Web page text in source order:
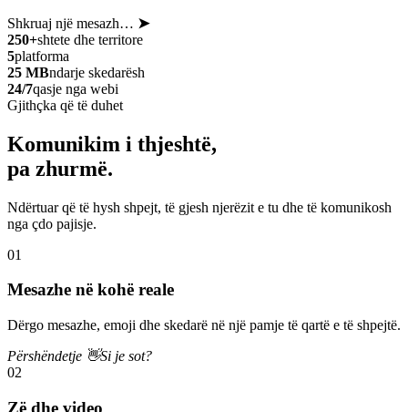
Shkruaj një mesazh… ➤
250+shtete dhe territore
5platforma
25 MBndarje skedarësh
24/7qasje nga webi
Gjithçka që të duhet
Komunikim i thjeshtë,
pa zhurmë.
Ndërtuar që të hysh shpejt, të gjesh njerëzit e tu dhe të komunikosh
nga çdo pajisje.
01
Mesazhe në kohë reale
Dërgo mesazhe, emoji dhe skedarë në një pamje të qartë e të shpejtë.
Përshëndetje 👋Si je sot?
02
Zë dhe video